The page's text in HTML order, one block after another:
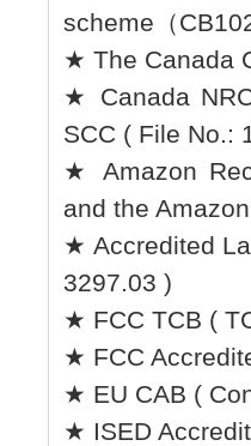
scheme（
★ The Canada
★ Canada
SCC ( File No.:
★ Amazon
and the
★ Accredited
3297.03 )
★ FCC TCB (
★ FCC
★ EU CAB (
★ ISED